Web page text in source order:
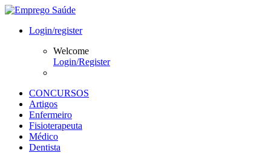
Login/register
Welcome
Login/Register
CONCURSOS
Artigos
Enfermeiro
Fisioterapeuta
Médico
Dentista